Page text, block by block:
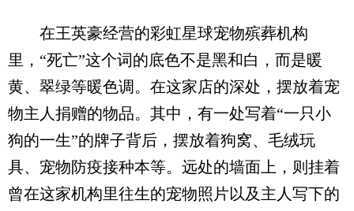
在王英豪经营的彩虹星球宠物殡葬机构
里，“死亡”这个词的底色不是黑和白，而是暖
黄、翠绿等暖色调。在这家店的深处，摆放着宠
物主人捐赠的物品。其中，有一处写着“一只小
狗的一生”的牌子背后，摆放着狗窝、毛绒玩
具、宠物防疫接种本等。远处的墙面上，则挂着
曾在这家机构里往生的宠物照片以及主人写下的